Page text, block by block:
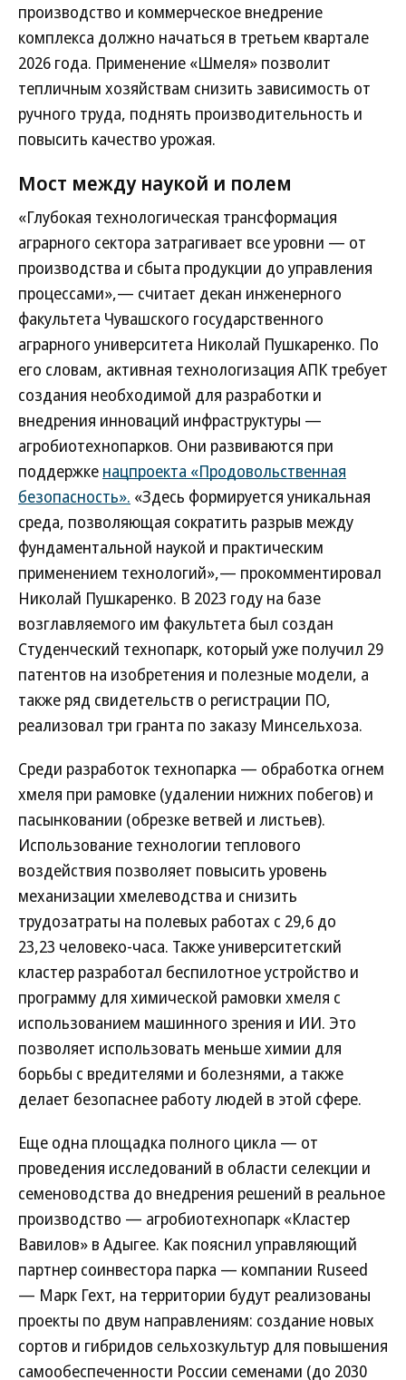
производство и коммерческое внедрение
комплекса должно начаться в третьем квартале
2026 года. Применение «Шмеля» позволит
тепличным хозяйствам снизить зависимость от
ручного труда, поднять производительность и
повысить качество урожая.
Мост между наукой и полем
«Глубокая технологическая трансформация
аграрного сектора затрагивает все уровни — от
производства и сбыта продукции до управления
процессами»,— считает декан инженерного
факультета Чувашского государственного
аграрного университета Николай Пушкаренко. По
его словам, активная технологизация АПК требует
создания необходимой для разработки и
внедрения инноваций инфраструктуры —
агробиотехнопарков. Они развиваются при
поддержке нацпроекта «Продовольственная
безопасность». «Здесь формируется уникальная
среда, позволяющая сократить разрыв между
фундаментальной наукой и практическим
применением технологий»,— прокомментировал
Николай Пушкаренко. В 2023 году на базе
возглавляемого им факультета был создан
Студенческий технопарк, который уже получил 29
патентов на изобретения и полезные модели, а
также ряд свидетельств о регистрации ПО,
реализовал три гранта по заказу Минсельхоза.
Среди разработок технопарка — обработка огнем
хмеля при рамовке (удалении нижних побегов) и
пасынковании (обрезке ветвей и листьев).
Использование технологии теплового
воздействия позволяет повысить уровень
механизации хмелеводства и снизить
трудозатраты на полевых работах с 29,6 до
23,23 человеко-часа. Также университетский
кластер разработал беспилотное устройство и
программу для химической рамовки хмеля с
использованием машинного зрения и ИИ. Это
позволяет использовать меньше химии для
борьбы с вредителями и болезнями, а также
делает безопаснее работу людей в этой сфере.
Еще одна площадка полного цикла — от
проведения исследований в области селекции и
семеноводства до внедрения решений в реальное
производство — агробиотехнопарк «Кластер
Вавилов» в Адыгее. Как пояснил управляющий
партнер соинвестора парка — компании Ruseed
— Марк Гехт, на территории будут реализованы
проекты по двум направлениям: создание новых
сортов и гибридов сельхозкультур для повышения
самообеспеченности России семенами (до 2030